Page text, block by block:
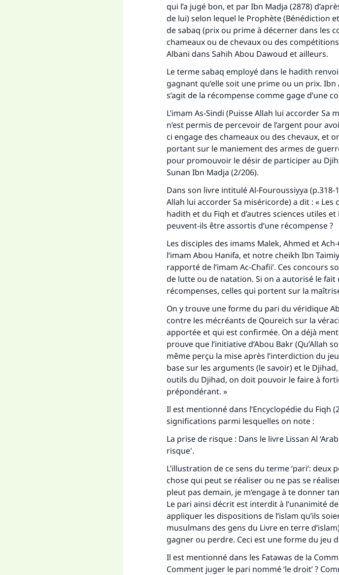
qui l’a jugé bon, et par Ibn Madja (2878)
de lui) selon lequel le Prophète (Bénédiction
de sabaq (prix ou prime à décerner dans les
chameaux ou de chevaux ou des
Albani dans Sahih Abou Dawoud et ailleurs.
Le termesabaq employé dans le hadith
gagnant qu’elle soit une prime ou un prix.
s’agit de la récompense comme gage d’une
L’imam As-Sindi (Puisse Allah lui accorder Sa
n’est permis de percevoir de l’argent pour
ci engage des chameaux ou des chevaux, et
portant sur le maniement des armes de
pour promouvoir le désir de participer au
Sunan Ibn Madja (2/206).
Dans son livre intituléAl-Fouroussiyya (p.318-
Allah lui accorder Sa miséricorde) a dit : «
hadith et du Fiqh et d’autres sciences utiles
peuvent-ils être assortis d’une récompense ?
Les disciples des imams Malek, Ahmed et
l’imam Abou Hanifa, et notre cheikh Ibn
rapporté de l’imam Ac-Chafii’. Ces
de lutte ou de natation. Si on a autorisé le
récompenses, celles qui portent sur la
On y trouve une forme du pari du véridique
contre les mécréants de Qoureïch sur la
apportée et qui est confirmée. On a déjà
prouve que l’initiative d’Abou Bakr (Qu’Allah
même perçu la mise après l’interdiction du
base sur les arguments (le savoir) et le
outils du Djihad, on doit pouvoir le faire à
prépondérant. »
Il est mentionné dans l’Encyclopédie du Fiqh
significations parmi lesquelles on note :
La prise de risque : Dans le livre Lissan Al ‘Arab
risque'.
L’illustration de ce sens du terme ‘pari’:
chose qui peut se réaliser ou ne pas se
pleut pas demain, je m’engage à te donner
Le pari ainsi décrit est interdit à l’unanimité
appliquer les dispositions de l’islam qu’ils
musulmans des gens du Livre en terre
gagner ou perdre. Ceci est une forme du jeu
Il est mentionné dans les Fatawas de la
Comment juger le pari nommé ‘le droit’ ?
Faites une différence
personnes grâce à
Aidez nous à
Le Messager d'Allah
"Celui qui indique une bonne
que celui
Soutenez